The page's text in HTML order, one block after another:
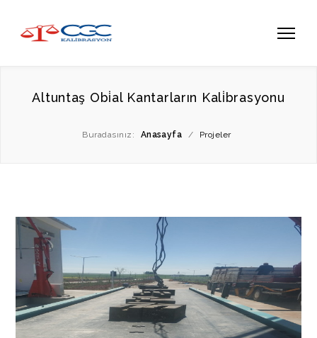
Altuntaş Obi̇al Kantarların Kali̇brasyonu
Buradasınız: Anasayfa / Projeler